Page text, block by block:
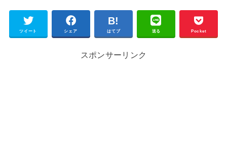
ツイート シェア はてブ 送る Pocket
スポンサーリンク